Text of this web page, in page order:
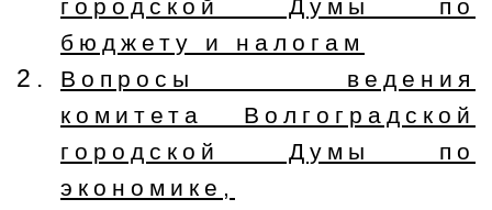
городской Думы по
бюджету и налогам
Вопросы ведения
комитета Волгоградской
городской Думы по
экономике,